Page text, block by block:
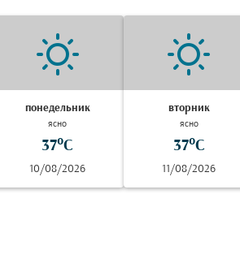
понедельник
ясно
37°C
10/08/2026
вторник
ясно
37°C
11/08/2026